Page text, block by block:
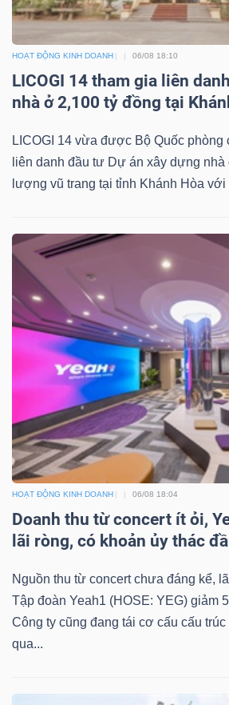
HOẠT ĐỘNG KINH DOANH 06/08 18:10
LICOGI 14 tham gia liên
nhà ở 2,100 tỷ đồng tại
LICOGI 14 vừa được Bộ Quốc phòng
liên danh đầu tư Dự án xây dựng
lượng vũ trang tại tỉnh Khánh Hòa với
HOẠT ĐỘNG KINH DOANH 06/08 18:04
Doanh thu từ concert ít ỏi,
lãi ròng, có khoản ủy thác
Nguồn thu từ concert chưa đáng kể,
Tập đoàn Yeah1 (HOSE: YEG) giảm
Công ty cũng đang tái cơ cấu cấu trúc
qua...